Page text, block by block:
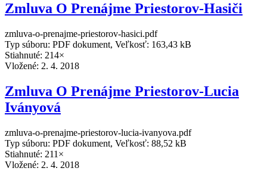
Zmluva O Prenájme Priestorov-Hasiči
zmluva-o-prenajme-priestorov-hasici.pdf
Typ súboru: PDF dokument, Veľkosť: 163,43 kB
Stiahnuté: 214×
Vložené: 2. 4. 2018
Zmluva O Prenájme Priestorov-Lucia
Iványová
zmluva-o-prenajme-priestorov-lucia-ivanyova.pdf
Typ súboru: PDF dokument, Veľkosť: 88,52 kB
Stiahnuté: 211×
Vložené: 2. 4. 2018